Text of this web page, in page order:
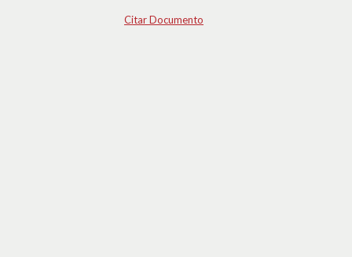
Citar Documento